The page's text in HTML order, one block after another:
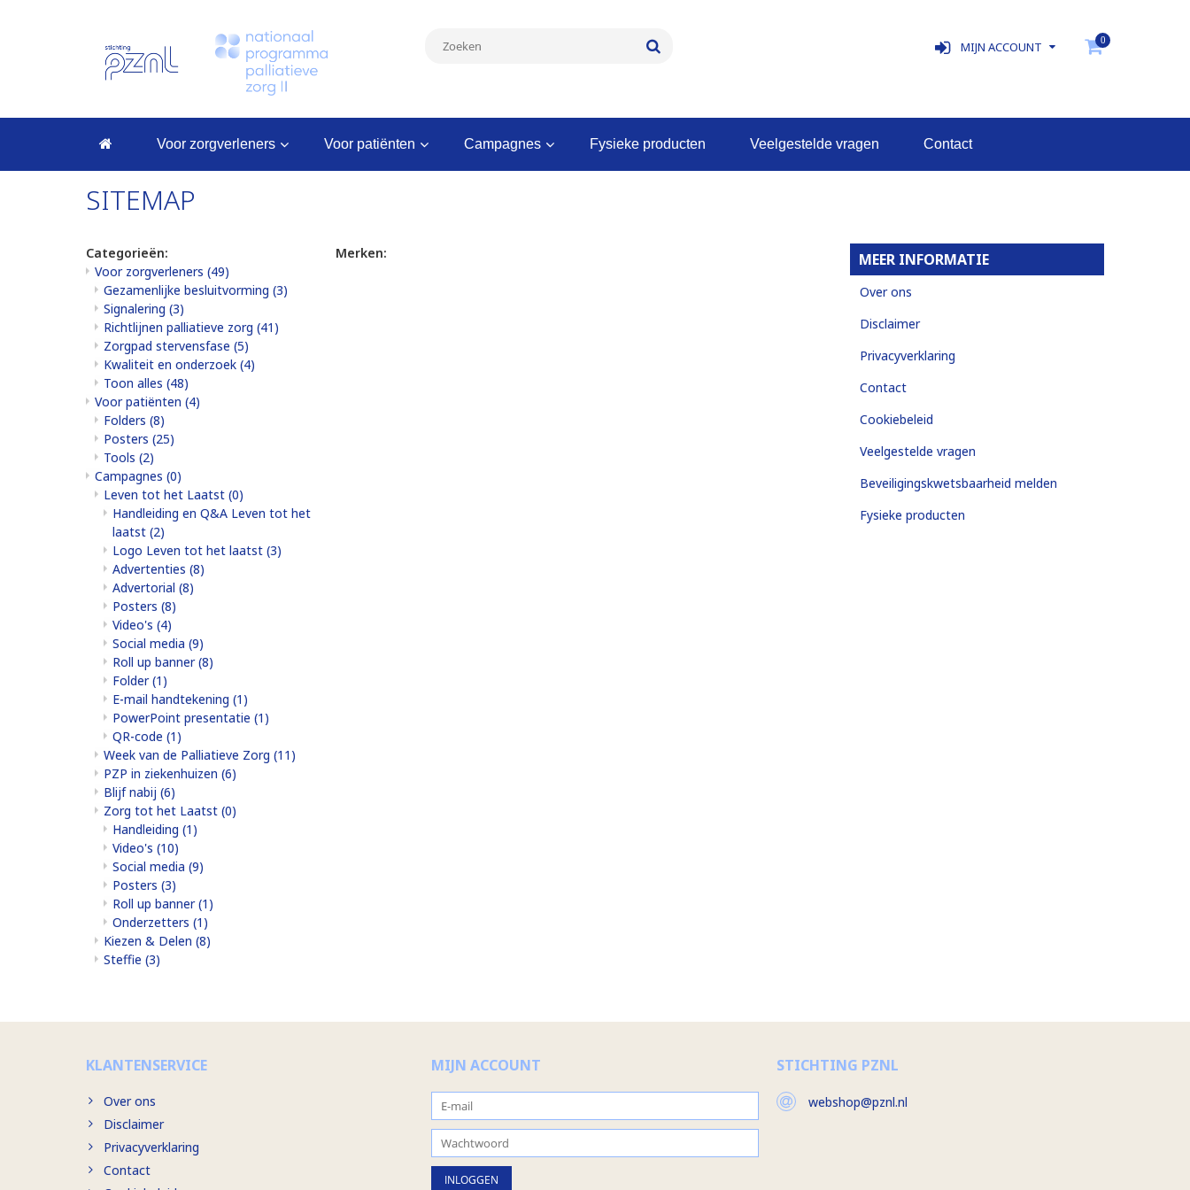
0
MIJN ACCOUNT
voor zorgverleners voor patiënten campagnes fysieke producten veelgestelde vragen contact
SITEMAP
Categorieën:
Voor zorgverleners (49)
Gezamenlijke besluitvorming (3)
Signalering (3)
Richtlijnen palliatieve zorg (41)
Zorgpad stervensfase (5)
Kwaliteit en onderzoek (4)
Toon alles (48)
Voor patiënten (4)
Folders (8)
Posters (25)
Tools (2)
Campagnes (0)
Leven tot het Laatst (0)
Handleiding en Q&A Leven tot het
laatst (2)
Logo Leven tot het laatst (3)
Advertenties (8)
Advertorial (8)
Posters (8)
Video's (4)
Social media (9)
Roll up banner(8)
Folder(1)
E-mail handtekening (1)
PowerPoint presentatie (1)
QR-code (1)
Week van de Palliatieve Zorg (11)
PZP in ziekenhuizen (6)
Blijf nabij (6)
Zorg tot het Laatst (0)
Handleiding (1)
Video's (10)
Social media (9)
Posters (3)
Roll up banner(1)
Onderzetters (1)
Kiezen & Delen (8)
Steffie (3)
Merken: MEER INFORMATIE
Over ons
Disclaimer
Privacyverklaring
Contact
Cookiebeleid
Veelgestelde vragen
Beveiligingskwetsbaarheid melden
Fysieke producten
KLANTENSERVICE
Over ons
Disclaimer
Privacyverklaring
Contact
MIJN ACCOUNT STICHTING PZNL
webshop@pznl.nl